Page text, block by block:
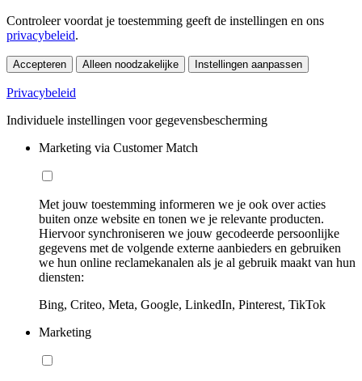
Controleer voordat je toestemming geeft de instellingen en ons
privacybeleid.
Accepteren Alleen noodzakelijke Instellingen aanpassen
Privacybeleid
Individuele instellingen voor gegevensbescherming
Marketing via Customer Match
Met jouw toestemming informeren we je ook over acties
buiten onze website en tonen we je relevante producten.
Hiervoor synchroniseren we jouw gecodeerde persoonlijke
gegevens met de volgende externe aanbieders en gebruiken
we hun online reclamekanalen als je al gebruik maakt van hun
diensten:
Bing, Criteo, Meta, Google, LinkedIn, Pinterest, TikTok
Marketing